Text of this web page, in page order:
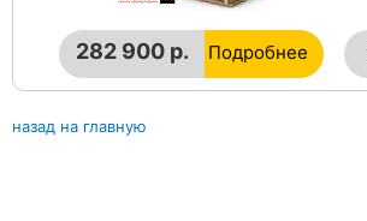
282 900 р. Подробнее
назад на главную